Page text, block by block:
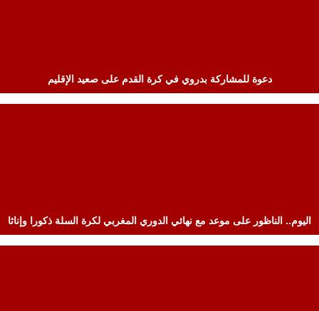
دعوة للمشاركة بدروي في كرة القدم على صعيد الإقليم
اليوم.. الناظور على موعد مع نهائي الدوري المغربي لكرة السلة ذكورا وإناثا